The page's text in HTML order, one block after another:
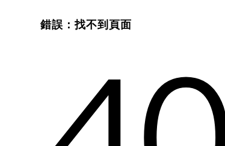
錯誤：找不到頁面